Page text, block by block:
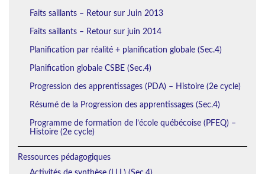
Faits saillants – Retour sur Juin 2013
Faits saillants – Retour sur juin 2014
Planification par réalité + planification globale (Sec.4)
Planification globale CSBE (Sec.4)
Progression des apprentissages (PDA) – Histoire (2e cycle)
Résumé de la Progression des apprentissages (Sec.4)
Programme de formation de l’école québécoise (PFEQ) –
Histoire (2e cycle)
Ressources pédagogiques